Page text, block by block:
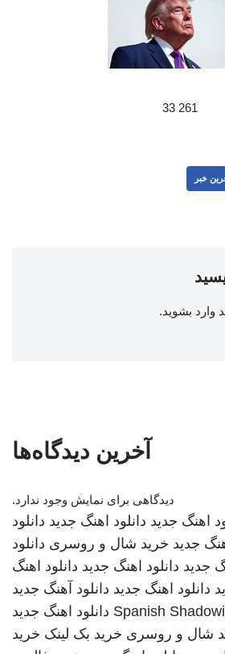
261 33
خبر
وارد بشوید.
آخرین دیدگاه‌ها
دیدگاهی برای نمایش وجود ندارد.
اهنگ جدید دانلود اهنگ جدید دانلود
جدید خرید شال و روسری دانلود
جدید دانلود اهنگ جدید دانلود اهنگ
دانلود اهنگ جدید دانلود آهنگ جدید
Spanish دانلود اهنگ جدید
شال و روسری خرید بک لینک خرید